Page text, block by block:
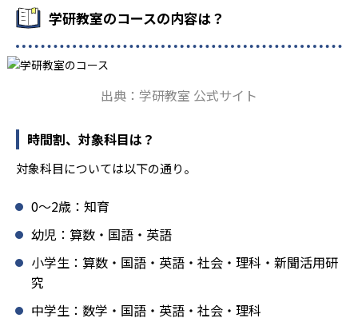
学研教室の先生は、研修会や勉強会で日々指導スキルを研
鑽している。「子どもたちに学ぶ喜びを」「自信を」「生
きる力を」という理念のもとで生徒一人ひとりに向き合っ
ており、生徒それぞれの「できるところ」「良いところ」
導により生徒の「やる気」を引き出し、無理のない学習と
報にも精通しており、学習相談や教育相談、保護者とのコ
ミュニケーションにも対応している。
学研教室では、楽しく生き生きと学ぶことも重視してい
知・情・意のバランスのとれた生徒の育成を推進。「教室
でのあいさつ」「くつ・かばんの整とん」といったしつけ
面の指導も実施し、全人的な教育に取り組んでいる点も、
メリットと言えるだろう。
学研教室のデメリットとしては、基礎をより重視している
学研教室のコースの内容は？
出典：学研教室 公式サイト
時間割、対象科目は？
対象科目については以下の通り。
0〜2歳：知育
幼児：算数・国語・英語
小学生：算数・国語・英語・社会・理科・新聞活用研
究
中学生：数学・国語・英語・社会・理科